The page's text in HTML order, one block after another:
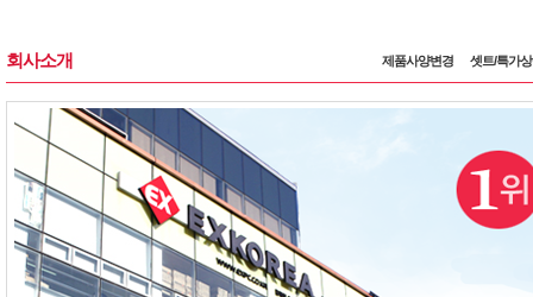
회사소개 제품사양변경 셋트/특가